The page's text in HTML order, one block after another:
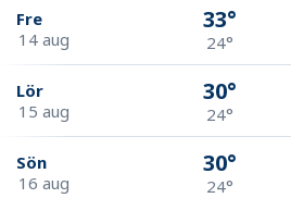
Fre
14 aug
33°
24°
Lör
15 aug
30°
24°
Sön
16 aug
30°
24°